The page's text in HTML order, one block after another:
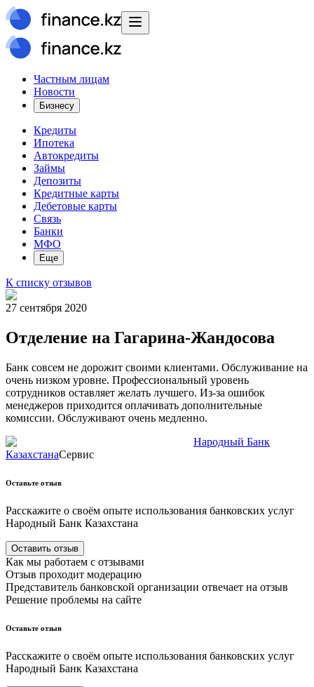
Частным лицам
Новости
Бизнесу
Кредиты
Ипотека
Автокредиты
Займы
Депозиты
Кредитные карты
Дебетовые карты
Связь
Банки
МФО
Еще
К списку отзывов
27 сентября 2020
Отделение на Гагарина-Жандосова
Банк совсем не дорожит своими клиентами. Обслуживание на
очень низком уровне. Профессиональный уровень
сотрудников оставляет желать лучшего. Из-за ошибок
менеджеров приходится оплачивать дополнительные
комиссии. Обслуживают очень медленно.
Народный Банк
КазахстанаСервис
Оставьте отзыв
Расскажите о своём опыте использования банковских услуг
Народный Банк Казахстана
Оставить отзыв
Как мы работаем с отзывами
Отзыв проходит модерацию
Представитель банковской организации отвечает на отзыв
Решение проблемы на сайте
Оставьте отзыв
Расскажите о своём опыте использования банковских услуг
Народный Банк Казахстана